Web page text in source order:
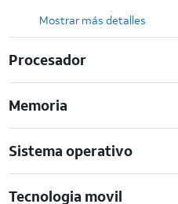
Mostrar más detalles
Procesador
Memoria
Sistema operativo
Tecnologia movil